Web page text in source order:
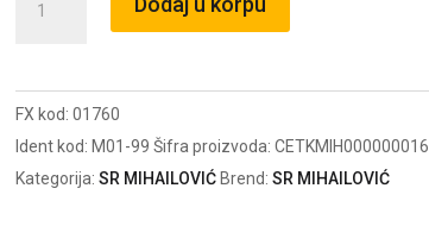
7,3X6,3X15
količina
FX kod: 01760
Ident kod: M01-99 Šifra proizvoda: CETKMIH000000016
Kategorija: SR MIHAILOVIĆ Brend: SR MIHAILOVIĆ